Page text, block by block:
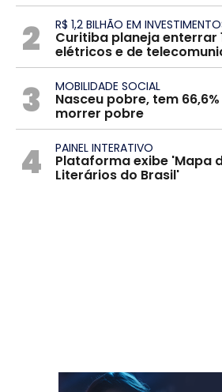
2 R$ 1,2 BILHÃO EM
Curitiba planeja enterrar
elétricos e de
3 MOBILIDADE SOCIAL
Nasceu pobre, tem
morrer pobre
4 PAINEL INTERATIVO
Plataforma exibe 'Mapa
Literários do Brasil'